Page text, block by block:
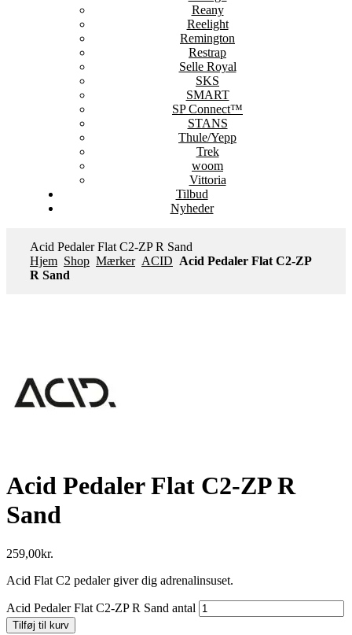
Reany
Reelight
Remington
Restrap
Selle Royal
SKS
SMART
SP Connect™
STANS
Thule/Yepp
Trek
woom
Vittoria
Tilbud
Nyheder
Acid Pedaler Flat C2-ZP R Sand
Hjem Shop Mærker ACID Acid Pedaler Flat C2-ZP
R Sand
Acid Pedaler Flat C2-ZP R
Sand
259,00kr.
Acid Flat C2 pedaler giver dig adrenalinsuset.
Acid Pedaler Flat C2-ZP R Sand antal
Tilføj til kurv